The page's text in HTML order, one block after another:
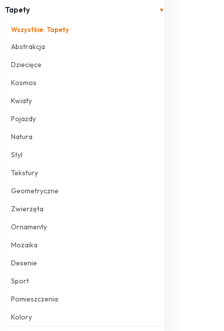
Tapety ▾
Wszystkie: Tapety
Abstrakcja
Dziecięce
Kosmos
Kwiaty
Pojazdy
Natura
Styl
Tekstury
Geometryczne
Zwierzęta
Ornamenty
Mozaika
Desenie
Sport
Pomieszczenia
Kolory